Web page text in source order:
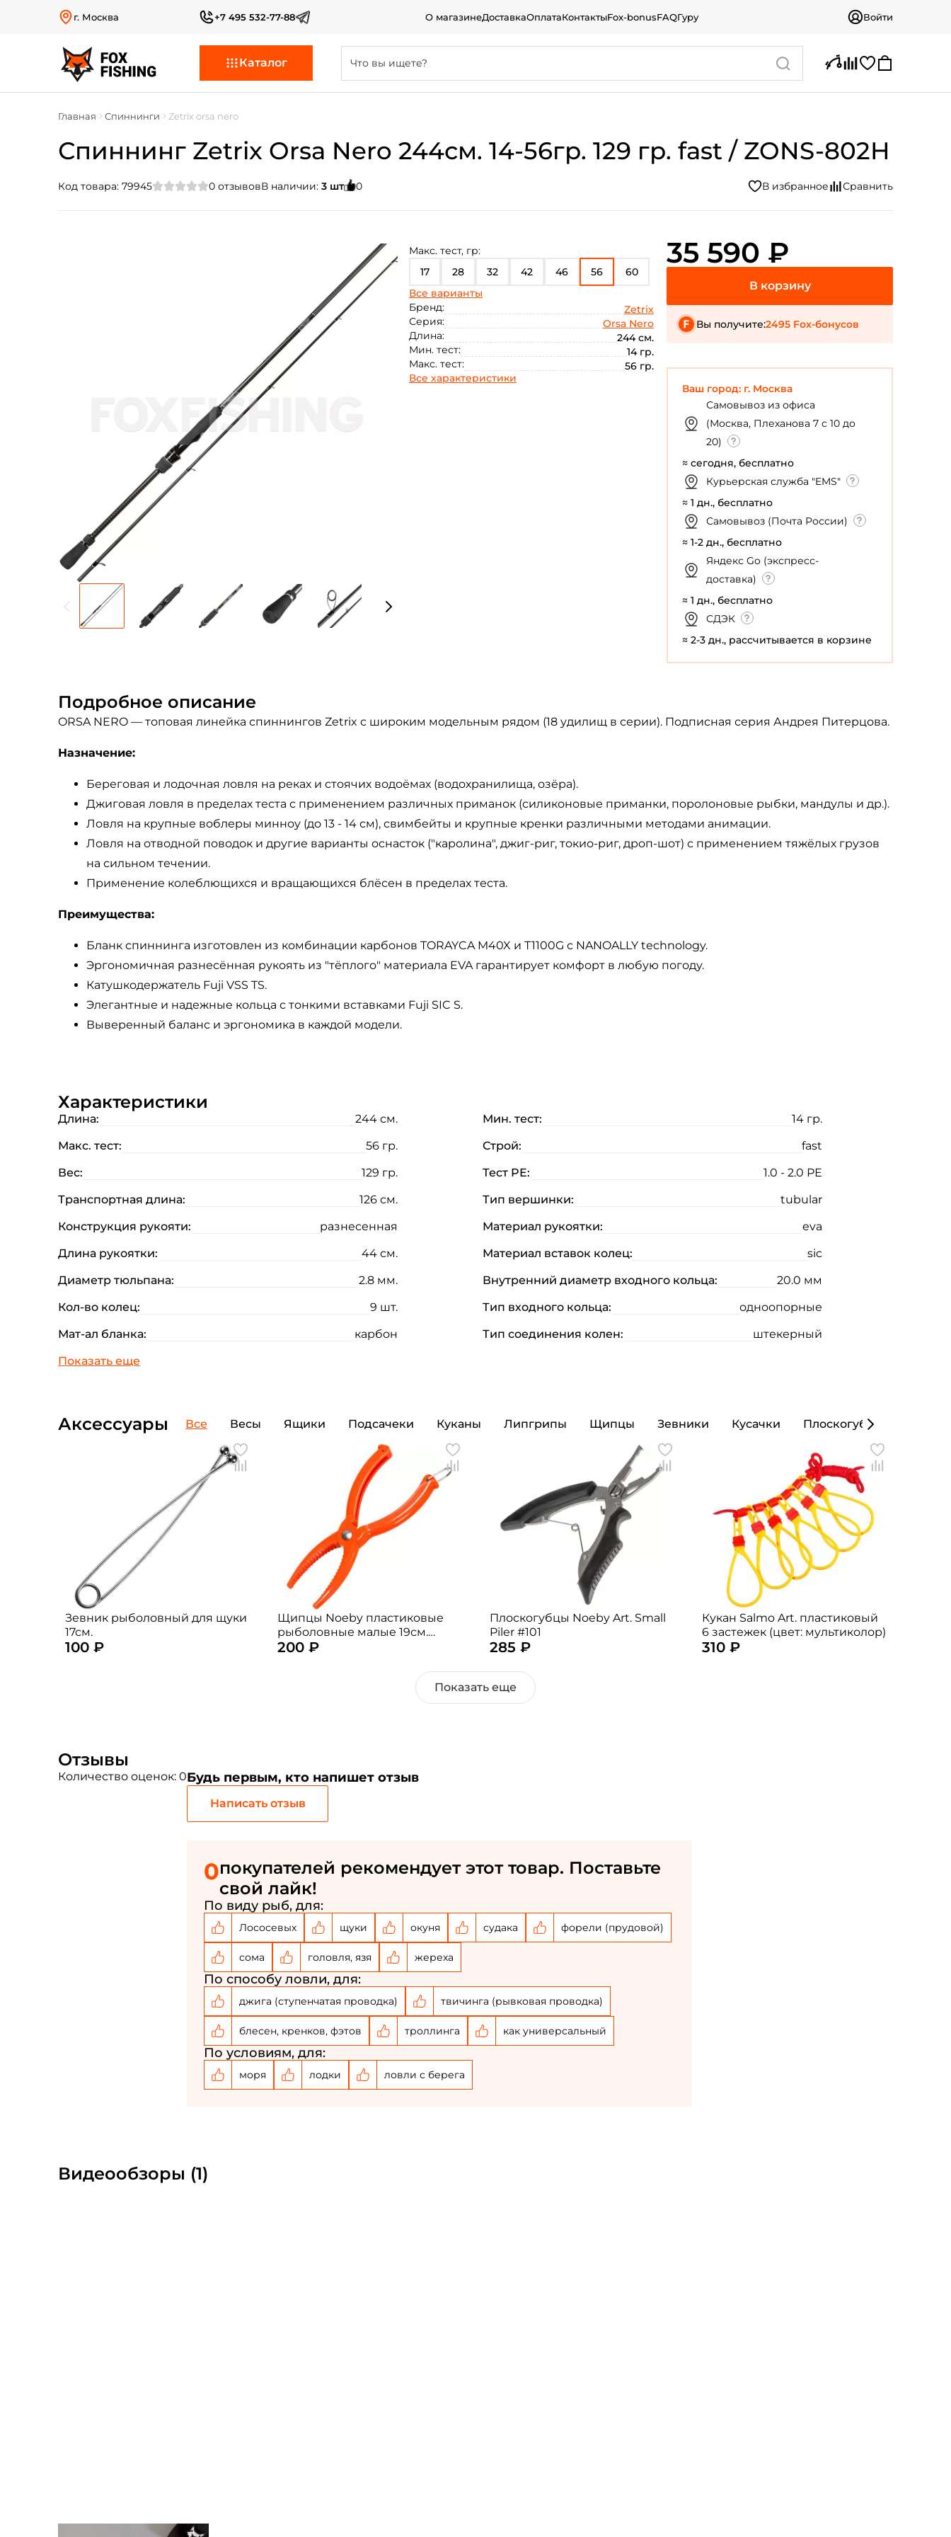
г. Москва +7 495 532-77-88 О магазинеДоставкаОплатаКонтактыFox-bonusFAQГуру Войти
Каталог
Главная Спиннинги Zetrix orsa nero
Спиннинг Zetrix Orsa Nero 244см. 14-56гр. 129 гр. fast / ZONS-802H
Код товара: 79945 0 отзывовВ наличии: 3 шт 0
Макс. тест, гр:
17
28 32 42 46 56 60
70 75
Все варианты
Бренд:
Zetrix
Серия:
Orsa Nero
Длина:
244 см.
Мин. тест:
14 гр.
Макс. тест:
56 гр.
Все характеристики
35 590 ₽
Вы получите:2495 Fox-бонусов
Ваш город: г. Москва
Самовывоз из офиса
(Москва, Плеханова 7 с 10 до
20)
≈ сегодня, бесплатно
Курьерская служба "EMS"
≈ 1 дн., бесплатно
Самовывоз (Почта России)
≈ 1-2 дн., бесплатно
Яндекс Go (экспресс-
доставка)
≈ 1 дн., бесплатно
СДЭК
≈ 2-3 дн., рассчитывается в корзине
Подробное описание
ORSA NERO — топовая линейка спиннингов Zetrix с широким модельным рядом (18 удилищ в серии). Подписная серия Андрея Питерцова.
Назначение:
Береговая и лодочная ловля на реках и стоячих водоёмах (водохранилища, озёра).
Джиговая ловля в пределах теста с применением различных приманок (силиконовые приманки, поролоновые рыбки, мандулы и др.).
Ловля на крупные воблеры минноу (до 13 - 14 см), свимбейты и крупные кренки различными методами анимации.
Ловля на отводной поводок и другие варианты оснасток ("каролина", джиг-риг, токио-риг, дроп-шот) с применением тяжёлых грузов
на сильном течении.
Применение колеблющихся и вращающихся блёсен в пределах теста.
Преимущества:
Бланк спиннинга изготовлен из комбинации карбонов TORAYCA M40X и T1100G с NANOALLY technology.
Эргономичная разнесённая рукоять из "тёплого" материала EVA гарантирует комфорт в любую погоду.
Катушкодержатель Fuji VSS TS.
Элегантные и надежные кольца с тонкими вставками Fuji SIC S.
Выверенный баланс и эргономика в каждой модели.
Характеристики
Длина: 244 см. Мин. тест:
14 гр.
Макс. тест:
56 гр. Строй:
fast
Вес:
129 гр. Тест PE:
1.0 - 2.0 РЕ
Транспортная длина:
126 см. Тип вершинки:
tubular
Конструкция рукояти:
разнесенная Материал рукоятки:
eva
Длина рукоятки:
44 см. Материал вставок колец:
sic
Диаметр тюльпана:
2.8 мм. Внутренний диаметр входного кольца:
20.0 мм
Кол-во колец:
9 шт. Тип входного кольца:
одноопорные
Мат-ал бланка:
карбон Тип соединения колен: штекерный
Аксессуары Все Весы Ящики Подсачеки Куканы Липгрипы Щипцы Зевники Кусачки Плоскогубцы
Зевник рыболовный для щуки
17см.
100 ₽
Щипцы Noeby пластиковые
рыболовные малые 19см.
(цвет: случайный)
200 ₽
Плоскогубцы Noeby Art. Small
Piler #101
285 ₽
Кукан Salmo Art. пластиковый
6 застежек (цвет: мультиколор)
310 ₽
Показать еще
Отзывы
Количество оценок: 0Будь первым, кто напишет отзыв
Написать отзыв
0покупателей рекомендует этот товар. Поставьте
свой лайк!
По виду рыб, для:
Лососевых щуки окуня судака форели (прудовой)
сома головля, язя жереха
По способу ловли, для:
джига (ступенчатая проводка) твичинга (рывковая проводка)
блесен, кренков, фэтов троллинга как универсальный
По условиям, для:
моря лодки ловли с берега
Видеообзоры (1)
Создать аккаунт
ФИО: *
Email: *
Повторите пароль: *
У меня уже есть аккаунт